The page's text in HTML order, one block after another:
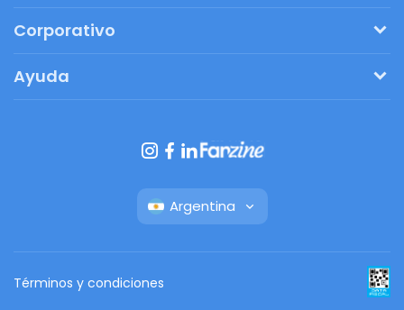
Corporativo
Regalos originales
Ayuda
Botón de arrepentimiento
Argentina
Términos y condiciones